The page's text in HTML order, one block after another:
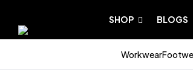
SHOP BLOGS
Workwear